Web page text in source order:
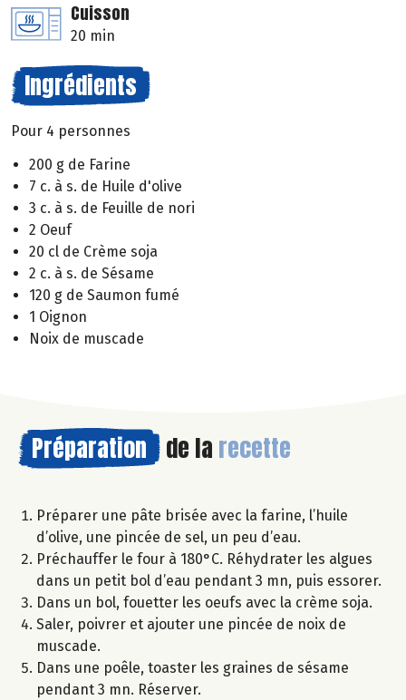
Cuisson
20 min
Ingrédients
Pour 4 personnes
200 g de Farine
7 c. à s. de Huile d'olive
3 c. à s. de Feuille de nori
2 Oeuf
20 cl de Crème soja
2 c. à s. de Sésame
120 g de Saumon fumé
1 Oignon
Noix de muscade
Préparation de la recette
Préparer une pâte brisée avec la farine, l’huile
d’olive, une pincée de sel, un peu d’eau.
Préchauffer le four à 180°C. Réhydrater les algues
dans un petit bol d’eau pendant 3 mn, puis essorer.
Dans un bol, fouetter les oeufs avec la crème soja.
Saler, poivrer et ajouter une pincée de noix de
muscade.
Dans une poêle, toaster les graines de sésame
pendant 3 mn. Réserver.